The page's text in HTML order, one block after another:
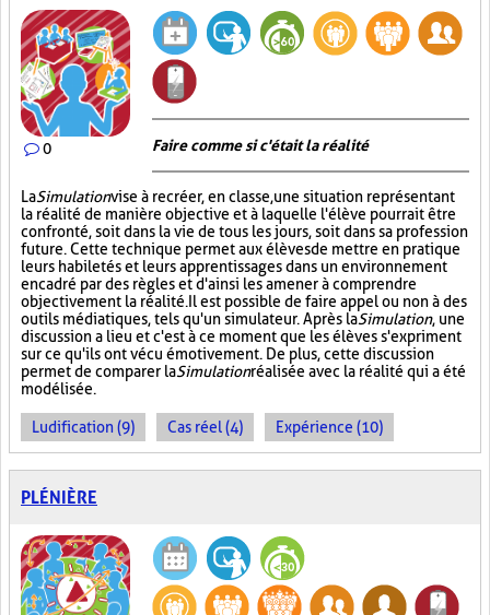
0 Faire comme si c'était la réalité
LaSimulationvise à recréer, en classe, une situation représentant
la réalité de manière objective et à laquelle l'élève pourrait être
confronté, soit dans la vie de tous les jours, soit dans sa profession
future. Cette technique permet aux élèves de mettre en pratique
leurs habiletés et leurs apprentissages dans un environnement
encadré par des règles et d'ainsi les amener à comprendre
objectivement la réalité. Il est possible de faire appel ou non à des
outils médiatiques, tels qu'un simulateur. Après laSimulation, une
discussion a lieu et c'est à ce moment que les élèves s'expriment
sur ce qu'ils ont vécu émotivement. De plus, cette discussion
permet de comparer laSimulationréalisée avec la réalité qui a été
modélisée.
Ludification (9) Cas réel (4) Expérience (10)
PLÉNIÈRE